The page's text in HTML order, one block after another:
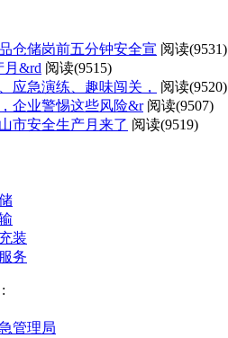
仓储岗前五分钟安全宣 阅读(9531)
月&rd 阅读(9515)
应急演练、趣味闯关，
阅读(9520)
企业警惕这些风险&r 阅读(9507)
市安全生产月来了 阅读(9519)
装
务
管理局